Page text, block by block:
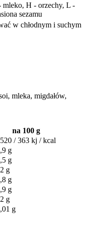
mleko, H - orzechy, L -
sezamu
w chłodnym i suchym
mleka, migdałów,
na 100 g
/ 363 kj / kcal
g
g
g
g
g
g
g